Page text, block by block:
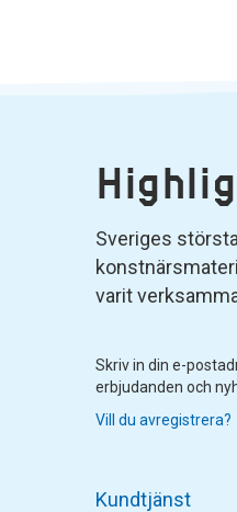
Sveriges
varit
Skriv in din e-
erbjudanden och
Vill du avregistrera?
Kundtjänst